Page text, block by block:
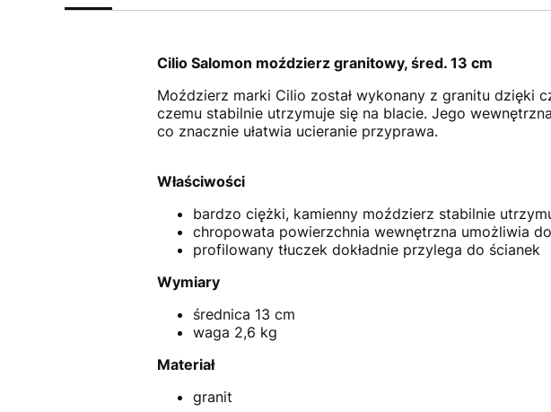
Cilio Salomon moździerz granitowy, śred. 13 cm
Moździerz marki Cilio został wykonany z granitu dzięki
czemu stabilnie utrzymuje się na blacie. Jego
co znacznie ułatwia ucieranie przyprawa.
Właściwości
bardzo ciężki, kamienny moździerz stabilnie
chropowata powierzchnia wewnętrzna umożliwia
profilowany tłuczek dokładnie przylega do ścianek
Wymiary
średnica 13 cm
waga 2,6 kg
Materiał
granit